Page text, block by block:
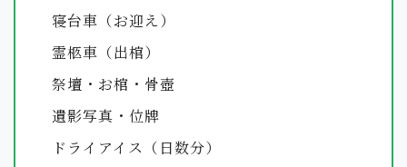
寝台車（お迎え）
霊柩車（出棺）
祭壇・お棺・骨壺
遺影写真・位牌
ドライアイス（日数分）